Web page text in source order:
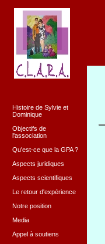
Histoire de Sylvie et
Dominique
Objectifs de
l'association
Qu'est-ce que la GPA ?
Aspects juridiques
Aspects scientifiques
Le retour d'expérience
Notre position
Media
Appel à soutiens